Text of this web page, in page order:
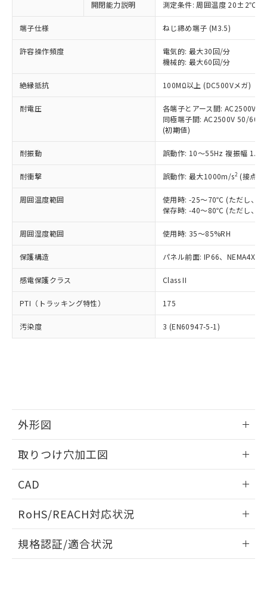
開閉能力説明 測定条件: 周囲温度 20±2℃、
端子仕様 ねじ締め端子 (M3.5)
許容操作頻度
電気的: 最大30回/分
機械的: 最大60回/分
絶縁抵抗 100MΩ以上 (DC500Vメガ)
耐電圧
各端子とアース間: AC2500V
同極端子間: AC2500V 50/
(初期値)
耐振動 誤動作: 10～55Hz 複振幅
耐衝撃 誤動作: 最大1000m/s2 (接点
周囲温度範囲
使用時: -25～70℃ (ただし、氷
保存時: -40～80℃ (ただし、氷
周囲湿度範囲 使用時: 35～85%RH
保護構造 パネル前面: IP66、NEMA4X,
感電保護クラス Class II
PTI（トラッキング特性） 175
汚染度 3 (EN60947-5-1)
外形図
取りつけ穴加工図
CAD
ドすることができます。
ログイン/会員登録
RoHS/REACH対応状況
EU RoHS 注意事項・凡例
規格認証/適合状況
以下の条件をお読みいただき、同意のうえ
ご利用ください。
本サービスは、当社制御機器事業取扱
商品の当社在庫状況および標準価格
(税抜)を提供させていただくもので
当社制御機器事業取扱商品の中には、
本サービスの対象外となる商品もある
ことをご了承ください。
在庫状況および標準価格照会結果は、
記載している更新日時点での社内デー
タに基づき作成されるものであり、閲
覧された時点での実際の在庫および標
準価格とは異なる場合があることをご
正式な納期状況および標準価格はお客
様のお取引先、またはお客様担当のオ
ムロン制御機器販売店・当社販売員に
オムロン制御機器販売店や当社販売拠
点は「
販売ネットワーク
」をご確認
在庫状況および標準価格結果を当社の
事前の承諾なく第三者に漏洩または開
示しないようお願いします。
マイパーツ機能（部品リスト作成サー
および当社の共同利用者が、当社の製
引・商談に必要な範囲で利用すること
をご了承ください。
※当社の共同利用者とは、
指します。
対応予定なし：EU RoHS指令（10物質）の
非含有に非対応の商品で、対応品を出す予
定はありません。
非含有の対応状況を調査中または確認中の
非該当品：ライセンス料など無形物で、有
害物質有無と関係のない商品です。
仕入先様の事情により、非含有部品として
いたものが、含有品と判明した場合などや
むを得ず変更することがあります。
鉛(Pb) 1000ppm以下、 水銀(Hg) 1000ppm以下、 カド
(PBDE) 1000ppm以下、フタル酸ビス(2-エチルヘキシ
ル) (DEHP)(別名：DOP) 1000ppm以下、フタル酸ブチ
ルベンジル（BBP） 1000ppm以下、フタル酸ジブチル
（DBP） 1000ppm以下、フタル酸ジイソブチル
(DIBP) 1000ppm以下
但し、RoHS指令で産業用監視および制御機器に対する
適用除外項目は除く。
※2 対応予定月
部品在庫の切り替え状況などにより、予定
下記の非含有証明書をダウンロードするこ
とができます。
EU RoHS指令（10物質）の非含有証明書
51物質の非含有証明書（当社基準）
るもので、過去に遡って非含有を証明する
ものではありません。
また、RoHS指令のフタル酸エステル類４
荷製品に未対応品が混在することから備考
欄に対応日を記載しておりました。
※1 中国RoHS○×表
「○」：最大均質材料含有率が中国RoHSの
基準値以下であることを示します。
「×」：最大均質材料含有率が中国RoHSの
基準値を超えていることを示します。
「－」：未確認です。当社販売部門へお問
*中国RoHS10物質の基準値 (GB/T26572)：
Pb(鉛) :1000ppm、 Hg(水銀) : 1000ppm、 Cd(カドミウ
Cr(Ⅵ)(六価クロム) : 1000ppm、 PBBs(ポリ臭化ビフェ
ニル類) : 1000ppm、 PBDEs(ポリ臭化ジフェニルエーテ
DBP(フタル酸ジブチル) : 1000ppm、 DIBP(フタル酸ジ
イソブチル) : 1000ppm、 BBP(フタル酸ブチルベンジ
ル) : 1000ppm、
DEHP(フタル酸ビス(2-エチルヘキシル)) : 1000ppm
※2 環境保護使用期限
「ｅ」：有害物質（10物質）のすべてが基
「10」：通常の使用状況下において有害物
当社は、これら貴社製品のうち、外国
為替および外国貿易法に定める商品
（以下｢規制貨物等」という）を輸出
または国外への提供する場合は、日本
国政府の輸出許可(または役務取引許
当社は規制貨物を破棄する場合は、完
全に破砕するなど、違法に輸出されな
いよう必要な手段を講じます。
当社は貴社製品を、核兵器、ミサイ
ル、化学兵器、生物兵器またはその他
武器並びにこれらの製造装置等に一切
使用いたしません。
当社は、貴社製品を第三者に販売する
場合は、上記1、2および3の内容を当
該第三者に通知します。また当社は、
販売先および販売に係わる関係者が違
○ 一定数以上の在庫あり
△ 一定数には満たないが在庫あり
在庫なし(最新の在庫状況につ
たはお客様担当のオムロン制御
機器販売店・当社販売員にご確
空
受注生産機種、また在庫状況の